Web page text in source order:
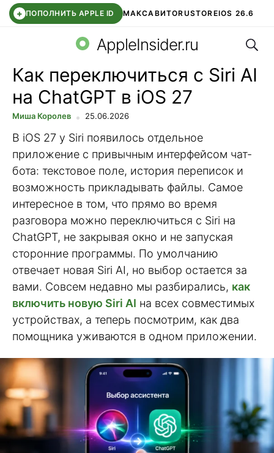
+ ПОПОЛНИТЬ APPLE ID МАКСАВИТОRUSTOREIOS 26.6
СБЕР КИДС ВТБ ОНЛАЙН ЧАТ В ROBLOX
AppleInsider.ru
Как переключиться с Siri AI
на ChatGPT в iOS 27
Миша Королев 25.06.2026
В iOS 27 у Siri появилось отдельное
приложение с привычным интерфейсом чат-
бота: текстовое поле, история переписок и
возможность прикладывать файлы. Самое
интересное в том, что прямо во время
разговора можно переключиться с Siri на
ChatGPT, не закрывая окно и не запуская
сторонние программы. По умолчанию
отвечает новая Siri AI, но выбор остается за
вами. Совсем недавно мы разбирались, как
включить новую Siri AI на всех совместимых
устройствах, а теперь посмотрим, как два
помощника уживаются в одном приложении.